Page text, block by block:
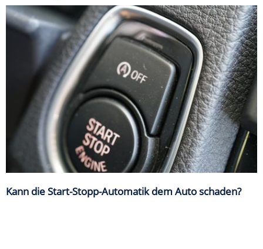
Kann die Start-Stopp-Automatik dem Auto schaden?